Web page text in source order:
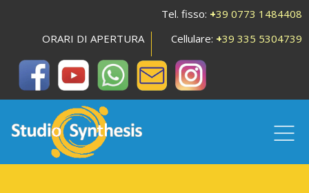
ORARI DI APERTURA
Tel. fisso: +39 0773 1484408
Cellulare: +39 335 5304739